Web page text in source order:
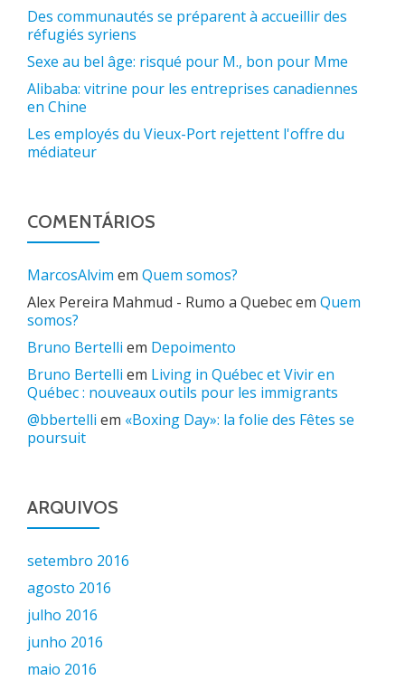
Des communautés se préparent à accueillir des
réfugiés syriens
Sexe au bel âge: risqué pour M., bon pour Mme
Alibaba: vitrine pour les entreprises canadiennes
en Chine
Les employés du Vieux-Port rejettent l'offre du
médiateur
COMENTÁRIOS
MarcosAlvim em Quem somos?
Alex Pereira Mahmud - Rumo a Quebecem Quem
somos?
Bruno Bertelli em Depoimento
Bruno Bertelli em Living in Québec et Vivir en
Québec : nouveaux outils pour les immigrants
@bbertelli em «Boxing Day»: la folie des Fêtes se
poursuit
ARQUIVOS
setembro 2016
agosto 2016
julho 2016
junho 2016
maio 2016